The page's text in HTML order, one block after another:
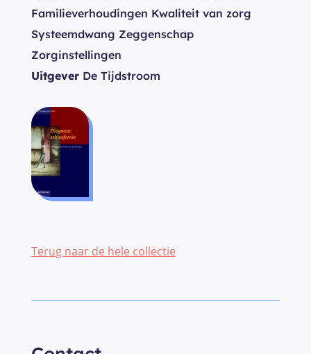
Familieverhoudingen Kwaliteit van zorg
Systeemdwang Zeggenschap
Zorginstellingen
Uitgever De Tijdstroom
Terug naar de hele collectie